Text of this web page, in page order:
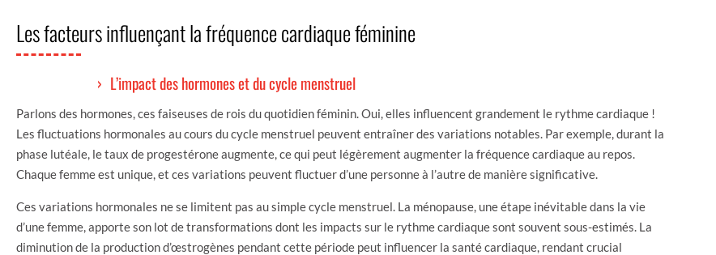
Les facteurs influençant la fréquence cardiaque féminine
L’impact des hormones et du cycle menstruel
Parlons des hormones, ces faiseuses de rois du quotidien féminin. Oui, elles influencent grandement le rythme cardiaque !
Les fluctuations hormonales au cours du cycle menstruel peuvent entraîner des variations notables. Par exemple, durant la
phase lutéale, le taux de progestérone augmente, ce qui peut légèrement augmenter la fréquence cardiaque au repos.
Chaque femme est unique, et ces variations peuvent fluctuer d’une personne à l’autre de manière significative.
Ces variations hormonales ne se limitent pas au simple cycle menstruel. La ménopause, une étape inévitable dans la vie
d’une femme, apporte son lot de transformations dont les impacts sur le rythme cardiaque sont souvent sous-estimés. La
diminution de la production d’œstrogènes pendant cette période peut influencer la santé cardiaque, rendant crucial